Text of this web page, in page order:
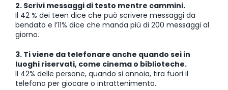
2. Scrivi messaggi di testo mentre cammini.
Il 42 % dei teen dice che può scrivere messaggi da
bendato e l’11% dice che manda più di 200 messaggi al
giorno.
3. Ti viene da telefonare anche quando sei in
luoghi riservati, come cinema o biblioteche.
Il 42% delle persone, quando si annoia, tira fuori il
telefono per giocare o intrattenimento.